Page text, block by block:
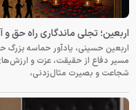
اربعین؛ تجلی ماندگاری راه حق و
اربعین حسینی، یادآور حماسه بزرگ
مسیر دفاع از حقیقت، عزت و
شجاعت و بصیرت مثال‌زدنی،